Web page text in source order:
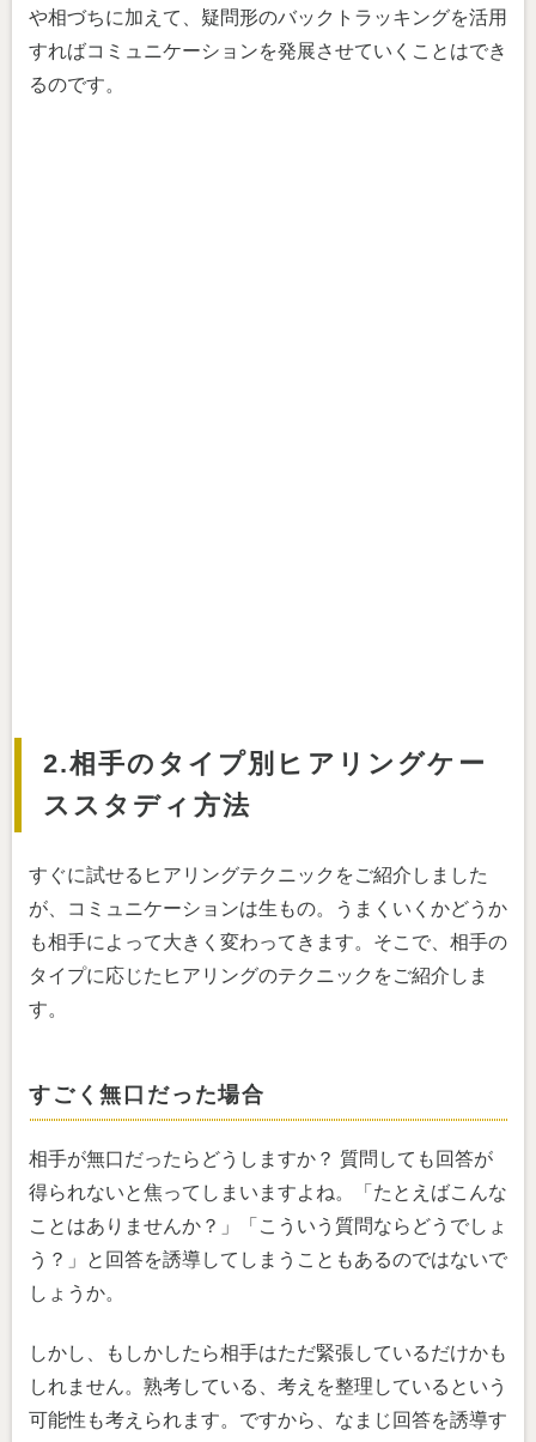
や相づちに加えて、疑問形のバックトラッキングを活用
すればコミュニケーションを発展させていくことはでき
るのです。
2.相手のタイプ別ヒアリングケー
ススタディ方法
すぐに試せるヒアリングテクニックをご紹介しました
が、コミュニケーションは生もの。うまくいくかどうか
も相手によって大きく変わってきます。そこで、相手の
タイプに応じたヒアリングのテクニックをご紹介しま
す。
すごく無口だった場合
相手が無口だったらどうしますか？ 質問しても回答が
得られないと焦ってしまいますよね。「たとえばこんな
ことはありませんか？」「こういう質問ならどうでしょ
う？」と回答を誘導してしまうこともあるのではないで
しょうか。
しかし、もしかしたら相手はただ緊張しているだけかも
しれません。熟考している、考えを整理しているという
可能性も考えられます。ですから、なまじ回答を誘導す